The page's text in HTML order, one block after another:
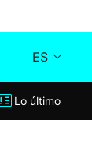
ES
Klisk
Lo último